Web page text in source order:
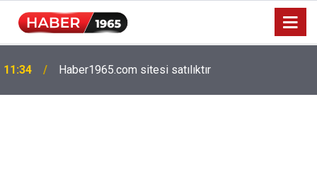
15:52
hesaplarda